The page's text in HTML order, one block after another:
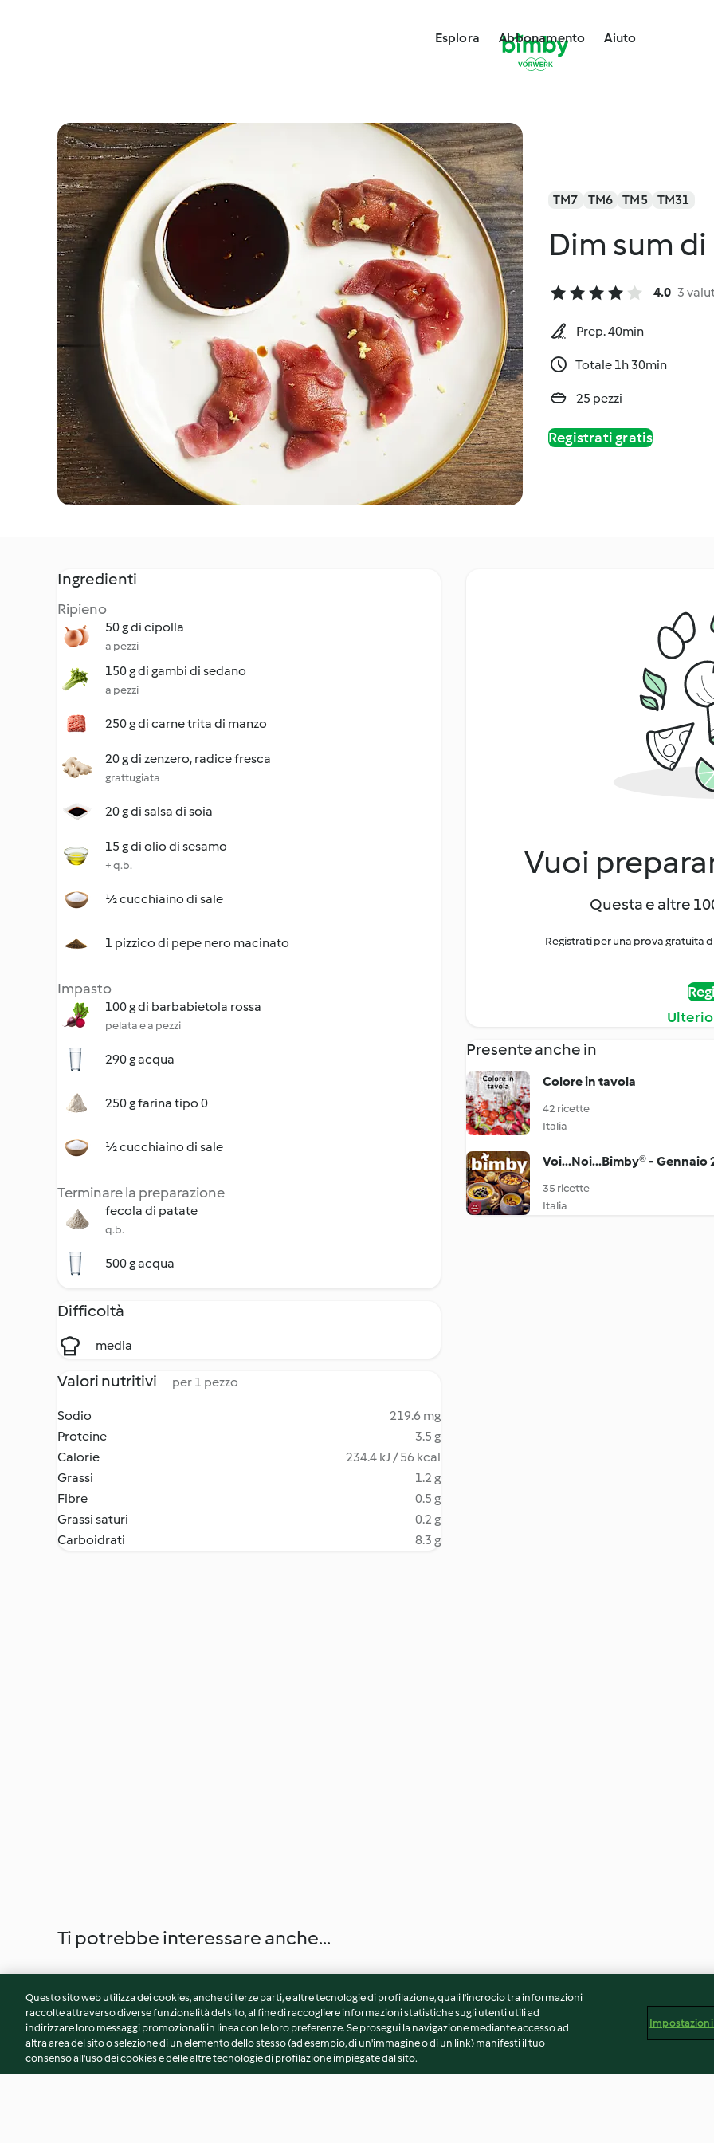
Esplora Abbonamento Aiuto
TM7 TM6 TM5 TM31
Dim sum
4.0 3
Prep. 40min
Totale 1h 30min
25 pezzi
Registrati gratis
Ingredienti
Ripieno
50 g di cipolla
a pezzi
150 g di gambi di sedano
a pezzi
250 g di carne trita di manzo
20 g di zenzero, radice fresca
grattugiata
20 g di salsa di soia
15 g di olio di sesamo
+ q.b.
½ cucchiaino di sale
1 pizzico di pepe nero macinato
Impasto
100 g di barbabietola rossa
pelata e a pezzi
290 g acqua
250 g farina tipo 0
½ cucchiaino di sale
Terminare la preparazione
fecola di patate
q.b.
500 g acqua
Difficoltà
media
Valori nutritivi per 1 pezzo
Sodio
219.6 mg
Proteine
3.5 g
Calorie
234.4 kJ / 56 kcal
Grassi
1.2 g
Fibre
0.5 g
Grassi saturi
0.2 g
Carboidrati
8.3 g
Vuoi
Questa e altre
Registrati per una prova gratuita
Presente anche in
Colore in tavola
42 ricette
Italia
Voi...Noi...Bimby® - Gennaio
35 ricette
Italia
Ti potrebbe interessare anche...
Questo sito web utilizza dei cookies, anche di terze parti, e altre tecnologie di profilazione, quali l’incrocio tra informazioni
raccolte attraverso diverse funzionalità del sito, al fine di raccogliere informazioni statistiche sugli utenti utili ad
indirizzare loro messaggi promozionali in linea con le loro preferenze. Se prosegui la navigazione mediante accesso ad
altra area del sito o selezione di un elemento dello stesso (ad esempio, di un'immagine o di un link) manifesti il tuo
consenso all'uso dei cookies e delle altre tecnologie di profilazione impiegate dal sito.